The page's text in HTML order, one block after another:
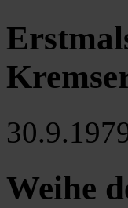
Weihe